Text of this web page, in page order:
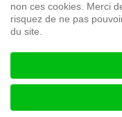
Fortis 001-3626835-81
Chèques bancaires à
acceptés
non ces cookies. Merci
risquez de ne pas
du site.